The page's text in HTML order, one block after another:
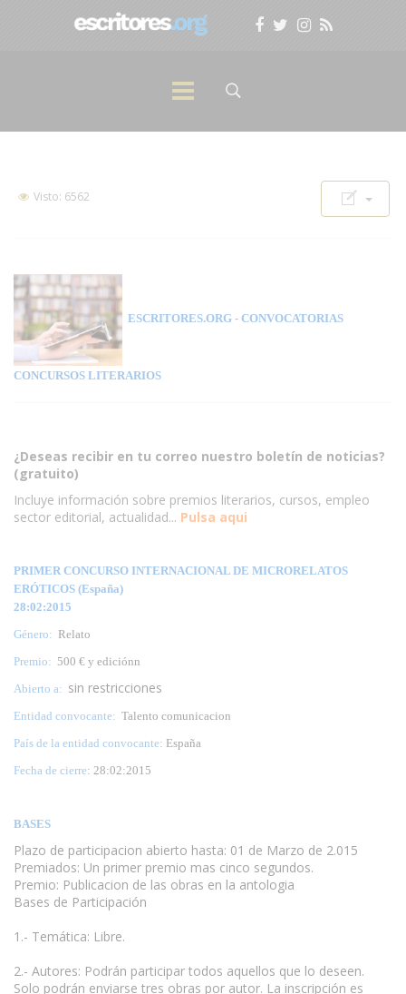
Visto: 6562
ESCRITORES.ORG - CONVOCATORIAS
CONCURSOS LITERARIOS
¿Deseas recibir en tu correo nuestro boletín de noticias?
(gratuito)
Incluye información sobre premios literarios, cursos, empleo
sector editorial, actualidad... Pulsa aqui
PRIMER CONCURSO INTERNACIONAL DE MICRORELATOS
ERÓTICOS (España)
28:02:2015
Género: Relato
Premio: 500 € y ediciónn
Abierto a: sin restricciones
Entidad convocante: Talento comunicacion
País de la entidad convocante: España
Fecha de cierre: 28:02:2015
BASES
Plazo de participacion abierto hasta: 01 de Marzo de 2.015
Premiados: Un primer premio mas cinco segundos.
Premio: Publicacion de las obras en la antologia
Bases de Participación
1.- Temática: Libre.
2.- Autores: Podrán participar todos aquellos que lo deseen.
Solo podrán enviarse tres obras por autor. La inscripción es